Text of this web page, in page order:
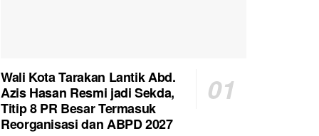
Wali Kota Tarakan Lantik Abd.
Azis Hasan Resmi jadi Sekda,
Titip 8 PR Besar Termasuk
Reorganisasi dan ABPD 2027